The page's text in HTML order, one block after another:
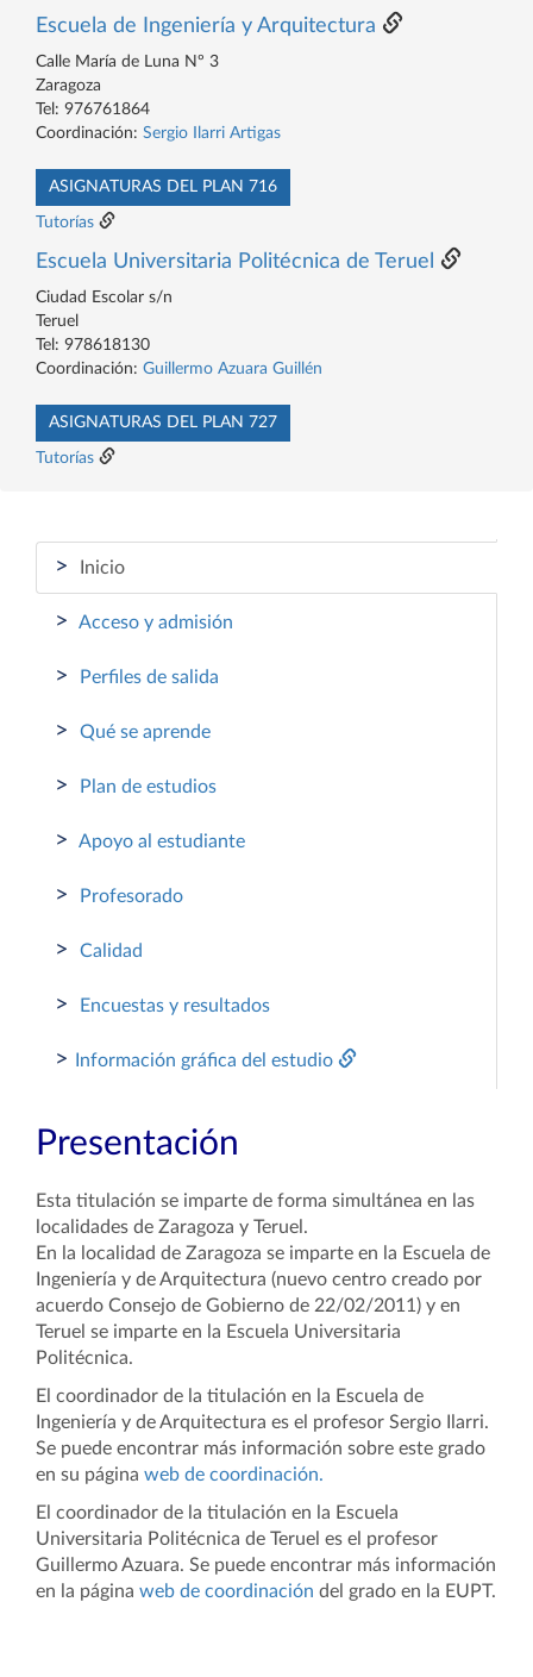
Escuela de Ingeniería y Arquitectura
Calle María de Luna Nº 3
Zaragoza
Tel: 976761864
Coordinación: Sergio Ilarri Artigas
ASIGNATURAS DEL PLAN 716
Tutorías
Escuela Universitaria Politécnica de Teruel
Ciudad Escolar s/n
Teruel
Tel: 978618130
Coordinación: Guillermo Azuara Guillén
ASIGNATURAS DEL PLAN 727
Tutorías
> Inicio
> Acceso y admisión
> Perfiles de salida
> Qué se aprende
> Plan de estudios
> Apoyo al estudiante
> Profesorado
> Calidad
> Encuestas y resultados
> Información gráfica del estudio
Presentación
Esta titulación se imparte de forma simultánea en las
localidades de Zaragoza y Teruel.
En la localidad de Zaragoza se imparte en la Escuela de
Ingeniería y de Arquitectura (nuevo centro creado por
acuerdo Consejo de Gobierno de 22/02/2011) y en
Teruel se imparte en la Escuela Universitaria
Politécnica.
El coordinador de la titulación en la Escuela de
Ingeniería y de Arquitectura es el profesor Sergio Ilarri.
Se puede encontrar más información sobre este grado
en su página web de coordinación.
El coordinador de la titulación en la Escuela
Universitaria Politécnica de Teruel es el profesor
Guillermo Azuara. Se puede encontrar más información
en la página web de coordinación del grado en la EUPT.